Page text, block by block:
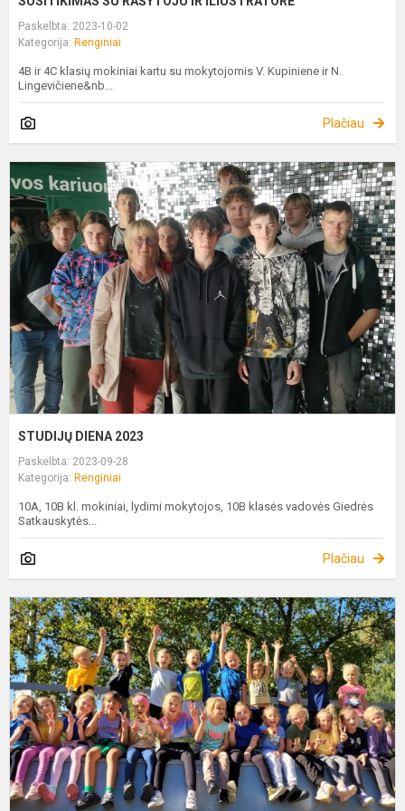
Paskelbta: 2023-10-02
Kategorija: Renginiai
4B ir 4C klasių mokiniai kartu su mokytojomis V. Kupiniene ir N.
Lingevičiene&nb...
Plačiau
STUDIJŲ DIENA 2023
Paskelbta: 2023-09-28
Kategorija: Renginiai
10A, 10B kl. mokiniai, lydimi mokytojos, 10B klasės vadovės Giedrės
Satkauskytės...
Plačiau